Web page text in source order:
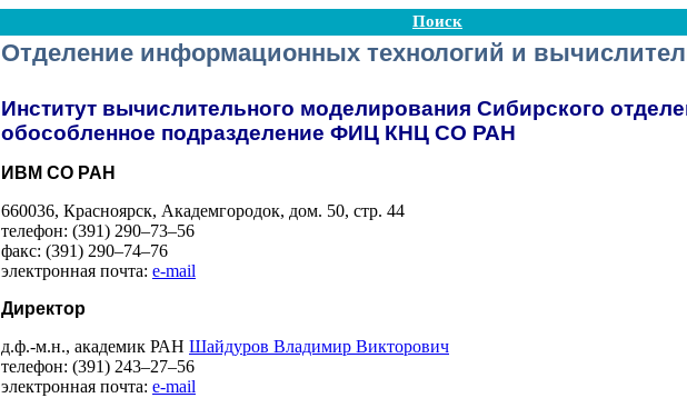
Поиск
Отделение информационных технологий и
Институт вычислительного моделирования Сибирского
обособленное подразделение ФИЦ КНЦ СО РАН
ИВМ СО РАН
660036, Красноярск, Академгородок, дом. 50, стр. 44
телефон: (391) 290–73–56
факс: (391) 290–74–76
электронная почта: e-mail
Директор
д.ф.-м.н., академик РАН Шайдуров Владимир Викторович
телефон: (391) 243–27–56
электронная почта: e-mail